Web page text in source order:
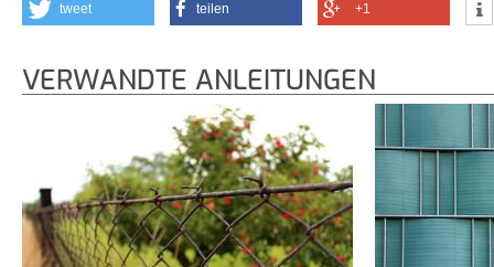
tweet teilen +1
VERWANDTE ANLEITUNGEN